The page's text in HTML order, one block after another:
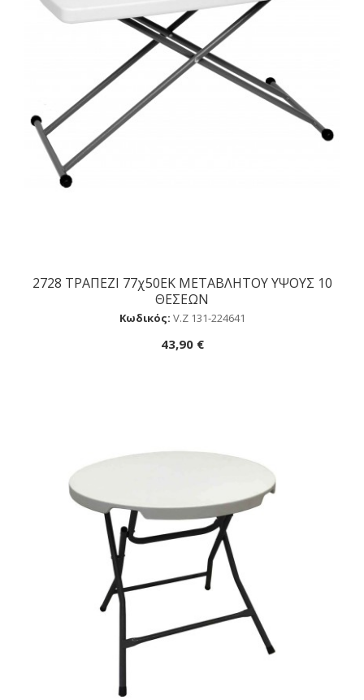
Αγορά
2728 ΤΡΑΠΕΖΙ 77χ50ΕΚ ΜΕΤΑΒΛΗΤΟΥ ΥΨΟΥΣ 10
ΘΕΣΕΩΝ
Κωδικός: V.Ζ 131-224641
43,90 €